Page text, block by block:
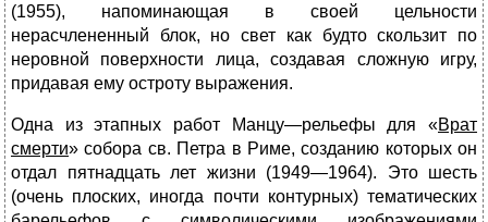
(1955), напоминающая в своей цельности
нерасчлененный блок, но свет как будто скользит по
неровной поверхности лица, создавая сложную игру,
придавая ему остроту выражения.
Одна из этапных работ Манцу—рельефы для «Врат
смерти» собора св. Петра в Риме, созданию которых он
отдал пятнадцать лет жизни (1949—1964). Это шесть
(очень плоских, иногда почти контурных) тематических